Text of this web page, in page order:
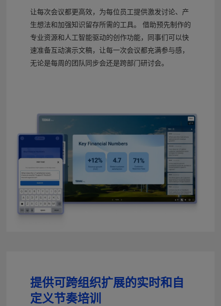
让每次会议都更高效，为每位员工提供激发讨论、产
生想法和加强知识留存所需的工具。 借助预先制作的
专业资源和人工智能驱动的创作功能，同事们可以快
速准备互动演示文稿，让每一次会议都充满参与感，
无论是每周的团队同步会还是跨部门研讨会。
提供可跨组织扩展的实时和自
定义节奏培训